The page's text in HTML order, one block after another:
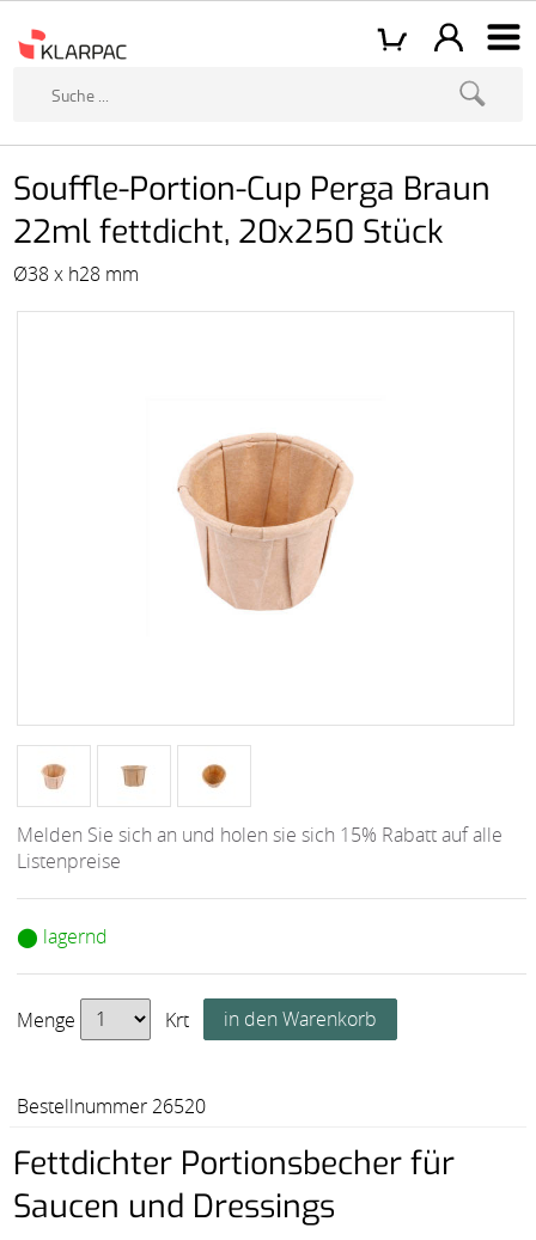
Souffle-Portion-Cup Perga Braun
22ml fettdicht, 20x250 Stück
Ø38 x h28 mm
Melden Sie sich an und holen sie sich 15% Rabatt auf alle
Listenpreise
⬤ lagernd
Menge Krt
Bestellnummer 26520
Fettdichter Portionsbecher für
Saucen und Dressings